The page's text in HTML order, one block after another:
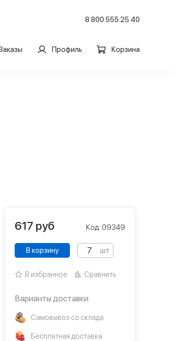
8 800 555 25 40
Профиль Корзина
617 руб Код: 09349
В корзину шт
В избранное Сравнить
Варианты доставки
Самовывоз со склада
Бесплатная доставка